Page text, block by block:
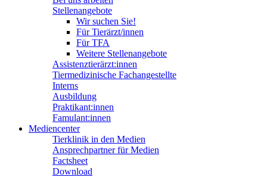
Stellenangebote
Wir suchen Sie!
Für Tierärzt/innen
Für TFA
Weitere Stellenangebote
Assistenztierärzt:innen
Tiermedizinische Fachangestellte
Interns
Ausbildung
Praktikant:innen
Famulant:innen
Mediencenter
Tierklinik in den Medien
Ansprechpartner für Medien
Factsheet
Download